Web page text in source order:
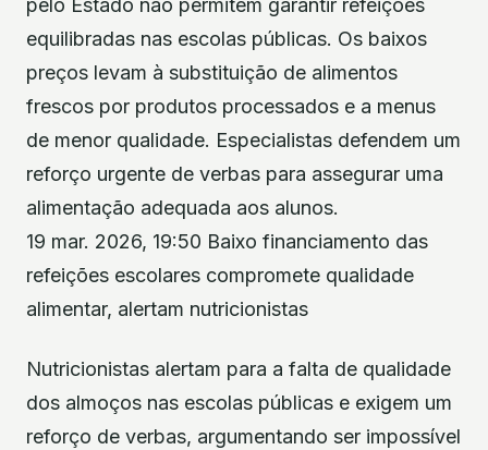
pelo Estado não permitem garantir refeições
equilibradas nas escolas públicas. Os baixos
preços levam à substituição de alimentos
frescos por produtos processados e a menus
de menor qualidade. Especialistas defendem um
reforço urgente de verbas para assegurar uma
alimentação adequada aos alunos.
19 mar. 2026, 19:50 Baixo financiamento das
refeições escolares compromete qualidade
alimentar, alertam nutricionistas
Nutricionistas alertam para a falta de qualidade
dos almoços nas escolas públicas e exigem um
reforço de verbas, argumentando ser impossível